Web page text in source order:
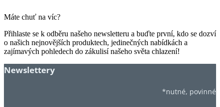
Máte chuť na víc?
Přihlaste se k odběru našeho newsletteru a buďte první, kdo se dozví
o našich nejnovějších produktech, jedinečných nabídkách a
zajímavých pohledech do zákulisí našeho světa chlazení!
Newslettery
*nutné, povinné